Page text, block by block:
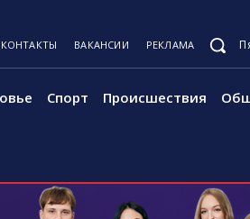
КОНТАКТЫ ВАКАНСИИ РЕКЛАМА
Спорт Происшествия